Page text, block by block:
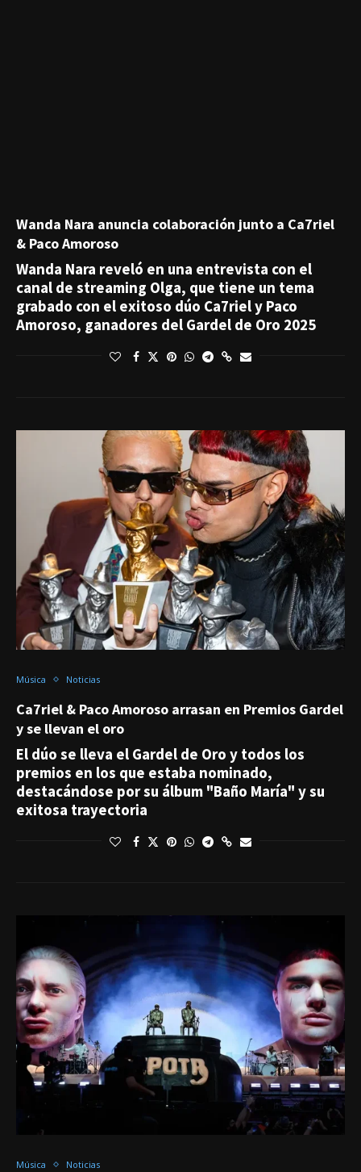
Wanda Nara anuncia colaboración junto a Ca7riel
& Paco Amoroso
Wanda Nara reveló en una entrevista con el
canal de streaming Olga, que tiene un tema
grabado con el exitoso dúo Ca7riel y Paco
Amoroso, ganadores del Gardel de Oro 2025
Música Noticias
Ca7riel & Paco Amoroso arrasan en Premios Gardel
y se llevan el oro
El dúo se lleva el Gardel de Oro y todos los
premios en los que estaba nominado,
destacándose por su álbum "Baño María" y su
exitosa trayectoria
Música Noticias